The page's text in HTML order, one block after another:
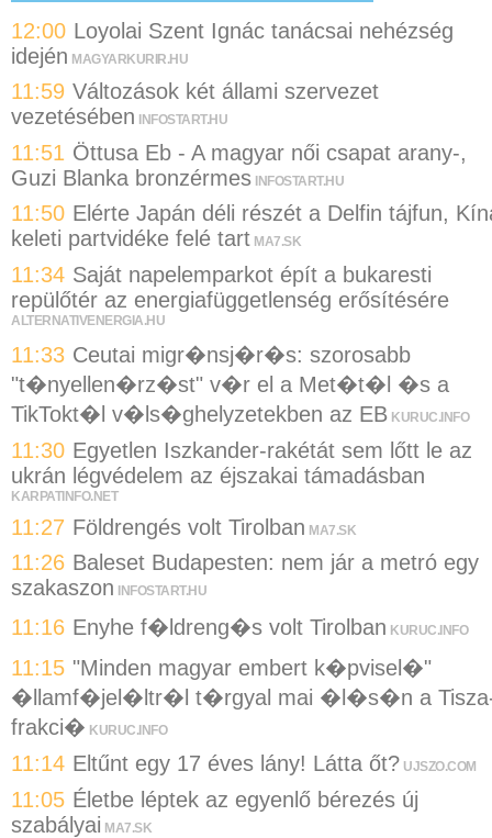
12:00 Loyolai Szent Ignác tanácsai nehézség
idején MAGYARKURIR.HU
11:59 Változások két állami szervezet
vezetésében
INFOSTART.HU
11:51 Öttusa Eb - A magyar női csapat arany-,
Guzi Blanka bronzérmes INFOSTART.HU
11:50 Elérte Japán déli részét a Delfin tájfun,
keleti partvidéke felé tart MA7.SK
11:34 Saját napelemparkot épít a bukaresti
repülőtér az energiafüggetlenség erősítésére
ALTERNATIVENERGIA.HU
11:33 Ceutai migr�nsj�r�s: szorosabb
"t�nyellen�rz�st" v�r el a Met�t�l �s a
TikTokt�l v�ls�ghelyzetekben az EB KURUC.INFO
11:30 Egyetlen Iszkander-rakétát sem lőtt le az
ukrán légvédelem az éjszakai támadásban
KARPATINFO.NET
11:27 Földrengés volt Tirolban MA7.SK
11:26 Baleset Budapesten: nem jár a metró egy
szakaszon
INFOSTART.HU
11:16 Enyhe f�ldreng�s volt Tirolban KURUC.INFO
11:15 "Minden magyar embert k�pvisel�"
�llamf�jel�ltr�l t�rgyal mai �l�s�n a
frakci� KURUC.INFO
11:14 Eltűnt egy 17 éves lány! Látta őt? UJSZO.COM
11:05 Életbe léptek az egyenlő bérezés új
szabályai MA7.SK